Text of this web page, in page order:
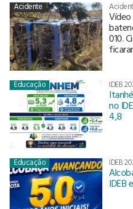
Acidente
010.
Educação IDEB
no
4,8
Educação IDEB
IDEB